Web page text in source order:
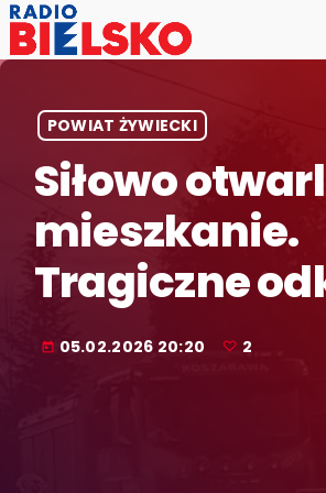
POWIAT ŻYWIECKI
Siłowo
mieszkanie.
Tragiczne
today 05.02.2026 20:20 2